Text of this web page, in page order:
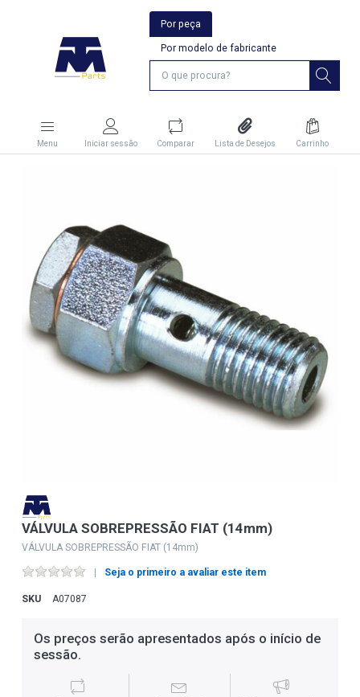
Por peça
Por modelo de fabricante
Menu Iniciar sessão Comparar Lista de Desejos Carrinho
VÁLVULA SOBREPRESSÃO FIAT (14mm)
VÁLVULA SOBREPRESSÃO FIAT (14mm)
Seja o primeiro a avaliar este item
SKU A07087
Os preços serão apresentados após o início de
sessão.